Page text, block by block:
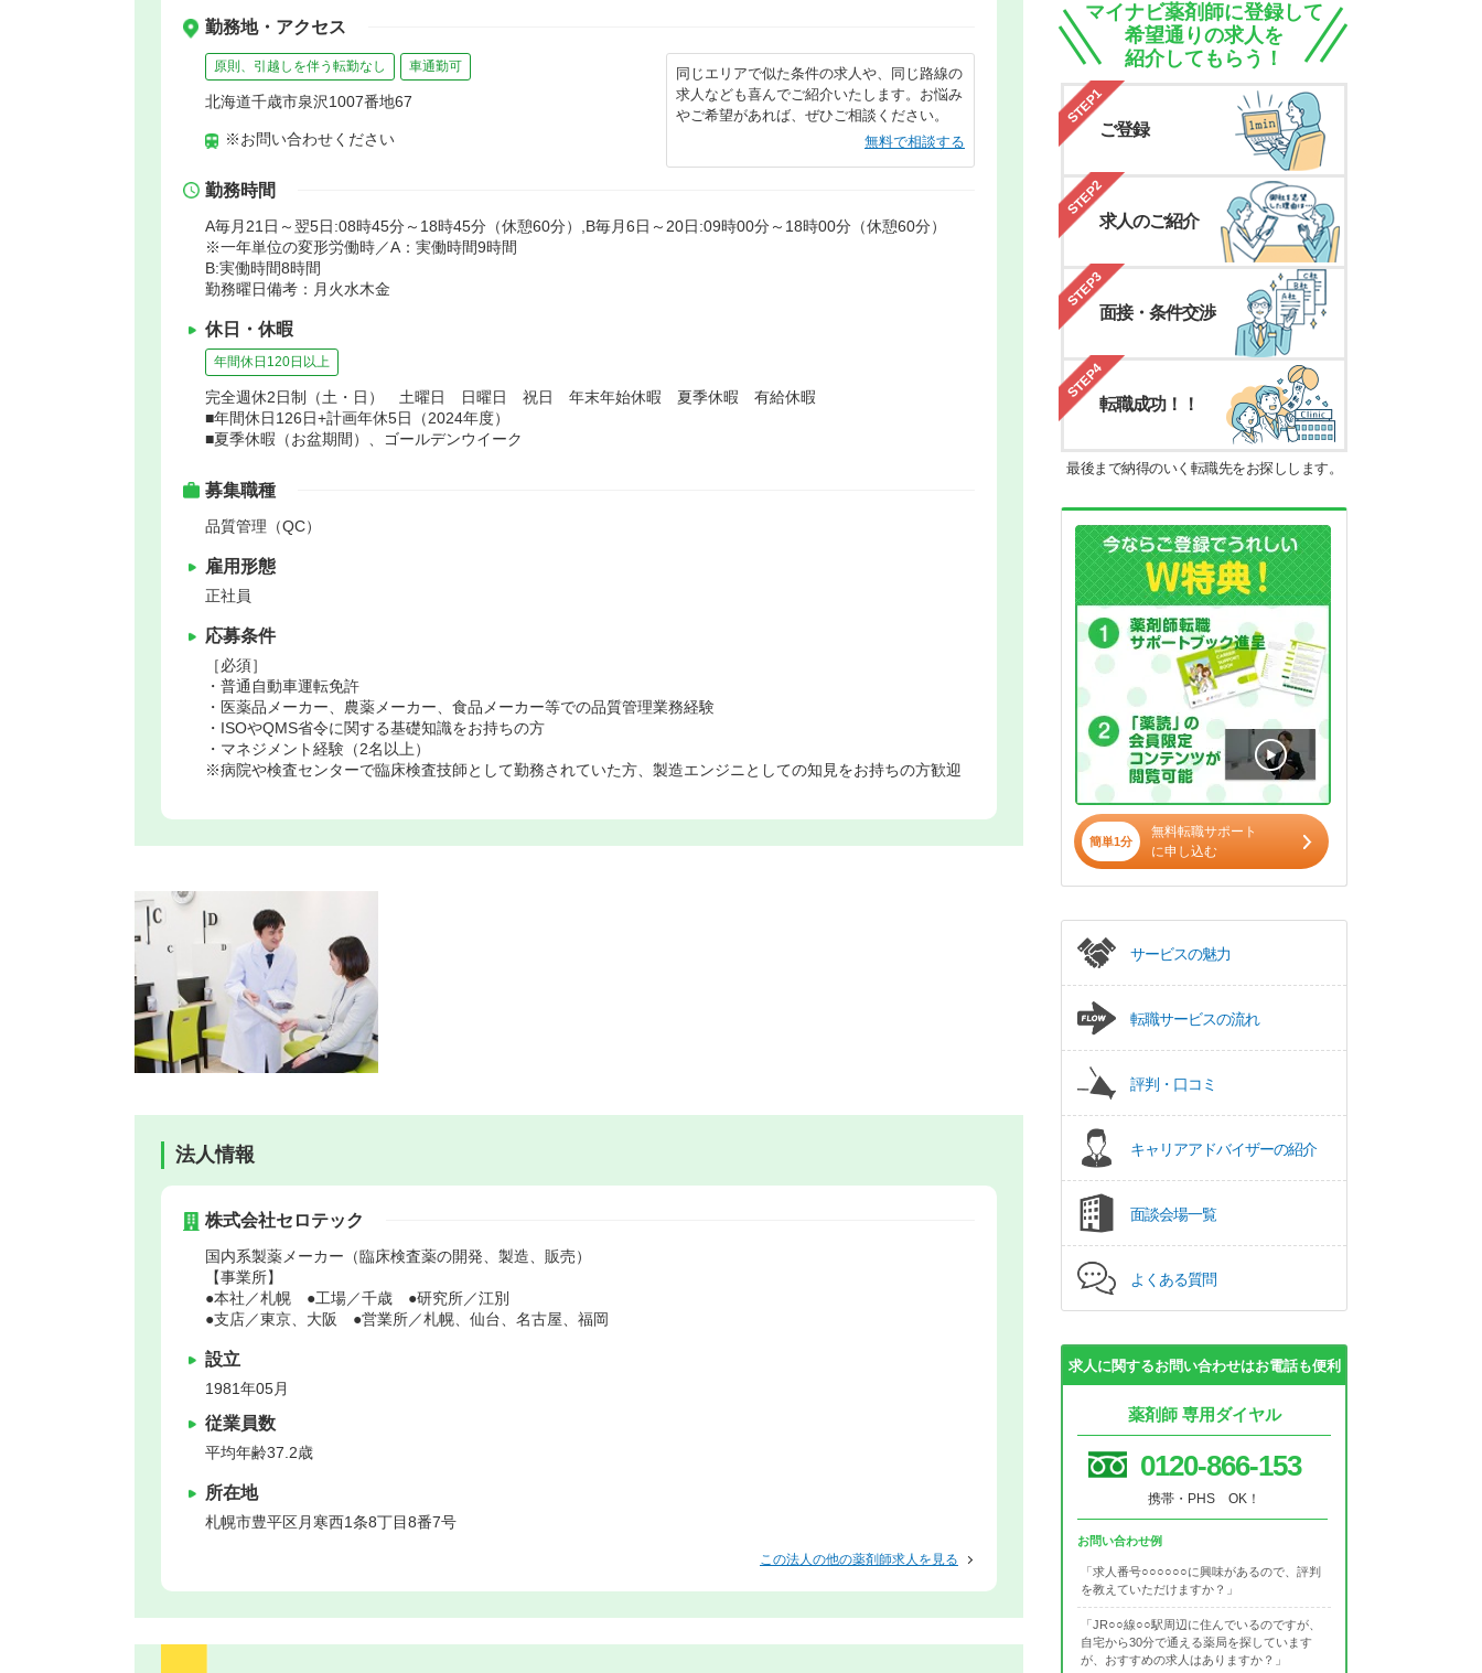
勤務地・アクセス
原則、引越しを伴う転勤なし 車通勤可
北海道千歳市泉沢1007番地67
※お問い合わせください
同じエリアで似た条件の求人や、同じ路線の
求人なども喜んでご紹介いたします。お悩み
やご希望があれば、ぜひご相談ください。
無料で相談する
勤務時間
A毎月21日～翌5日:08時45分～18時45分（休憩60分）,B毎月6日～20日:09時00分～18時00分（休憩60分）
※一年単位の変形労働時／A：実働時間9時間
B:実働時間8時間
勤務曜日備考：月火水木金
休日・休暇
年間休日120日以上
完全週休2日制（土・日） 土曜日 日曜日 祝日 年末年始休暇 夏季休暇 有給休暇
■年間休日126日+計画年休5日（2024年度）
■夏季休暇（お盆期間）、ゴールデンウイーク
募集職種
品質管理（QC）
雇用形態
正社員
応募条件
［必須］
・普通自動車運転免許
・医薬品メーカー、農薬メーカー、食品メーカー等での品質管理業務経験
・ISOやQMS省令に関する基礎知識をお持ちの方
・マネジメント経験（2名以上）
※病院や検査センターで臨床検査技師として勤務されていた方、製造エンジニとしての知見をお持ちの方歓迎
法人情報
株式会社セロテック
国内系製薬メーカー（臨床検査薬の開発、製造、販売）
【事業所】
●本社／札幌 ●工場／千歳 ●研究所／江別
●支店／東京、大阪 ●営業所／札幌、仙台、名古屋、福岡
設立
1981年05月
従業員数
平均年齢37.2歳
所在地
札幌市豊平区月寒西1条8丁目8番7号
この法人の他の薬剤師求人を見る
マイナビ薬剤師に登録して
希望通りの求人を
紹介してもらう！
STEP1
ご登録
STEP2
求人のご紹介
STEP3
面接・条件交渉
STEP4
転職成功！！
最後まで納得のいく転職先をお探しします。
簡単1分
無料転職サポート
に申し込む
サービスの魅力
転職サービスの流れ
評判・口コミ
キャリアアドバイザーの紹介
面談会場一覧
よくある質問
求人に関するお問い合わせはお電話も便利
薬剤師 専用ダイヤル
0120-866-153
携帯・PHS OK！
お問い合わせ例
「求人番号○○○○○○に興味があるので、評判
を教えていただけますか？」
「JR○○線○○駅周辺に住んでいるのですが、
自宅から30分で通える薬局を探しています
が、おすすめの求人はありますか？」